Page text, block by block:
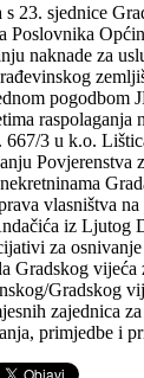
23. sjednice
Poslovnika
naknade za
pogodbom
raspolaganja
667/3 u k.o.
Povjerenstva
vlasništva
iz Ljutog
za osnivanje
Gradskog vijeća
Gradskog
zajednica
primjedbe i